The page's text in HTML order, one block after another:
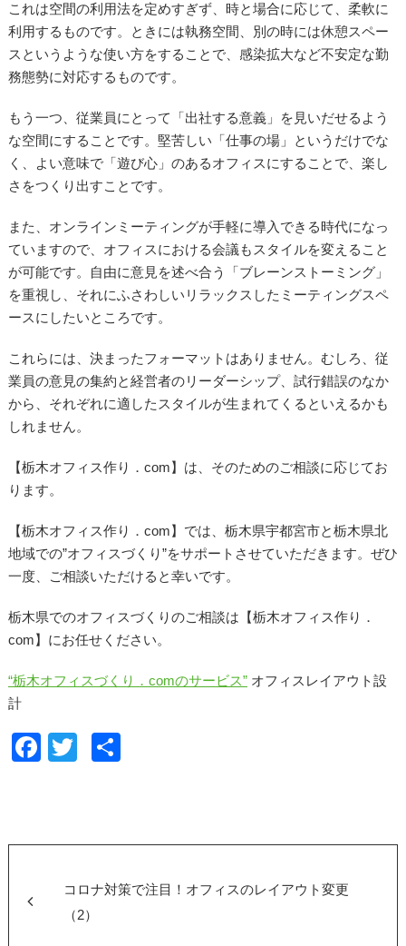
これは空間の利用法を定めすぎず、時と場合に応じて、柔軟に
利用するものです。ときには執務空間、別の時には休憩スペー
スというような使い方をすることで、感染拡大など不安定な勤
務態勢に対応するものです。
もう一つ、従業員にとって「出社する意義」を見いだせるよう
な空間にすることです。堅苦しい「仕事の場」というだけでな
く、よい意味で「遊び心」のあるオフィスにすることで、楽し
さをつくり出すことです。
また、オンラインミーティングが手軽に導入できる時代になっ
ていますので、オフィスにおける会議もスタイルを変えること
が可能です。自由に意見を述べ合う「ブレーンストーミング」
を重視し、それにふさわしいリラックスしたミーティングスペ
ースにしたいところです。
これらには、決まったフォーマットはありません。むしろ、従
業員の意見の集約と経営者のリーダーシップ、試行錯誤のなか
から、それぞれに適したスタイルが生まれてくるといえるかも
しれません。
【栃木オフィス作り．com】は、そのためのご相談に応じてお
ります。
【栃木オフィス作り．com】では、栃木県宇都宮市と栃木県北
地域での”オフィスづくり”をサポートさせていただきます。ぜひ
一度、ご相談いただけると幸いです。
栃木県でのオフィスづくりのご相談は【栃木オフィス作り．
com】にお任せください。
“栃木オフィスづくり．comのサービス”オフィスレイアウト設
計
F
コロナ対策で注目！オフィスのレイアウト変更
（2）